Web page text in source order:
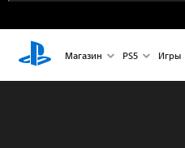
Магазин PS5 Игры